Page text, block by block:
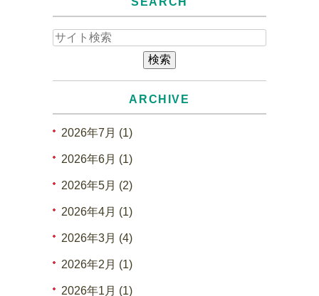
ARCHIVE
2026年7月 (1)
2026年6月 (1)
2026年5月 (2)
2026年4月 (1)
2026年3月 (4)
2026年2月 (1)
2026年1月 (1)